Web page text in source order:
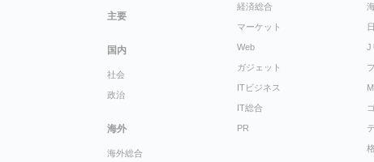
主要
国内
社会
政治
海外
海外総合
経済総合
マーケット
Web
ガジェット
ITビジネス
IT総合
PR
J